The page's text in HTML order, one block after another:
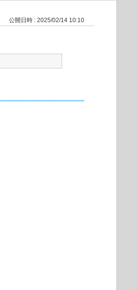
公開日時 : 2025/02/14 10:10